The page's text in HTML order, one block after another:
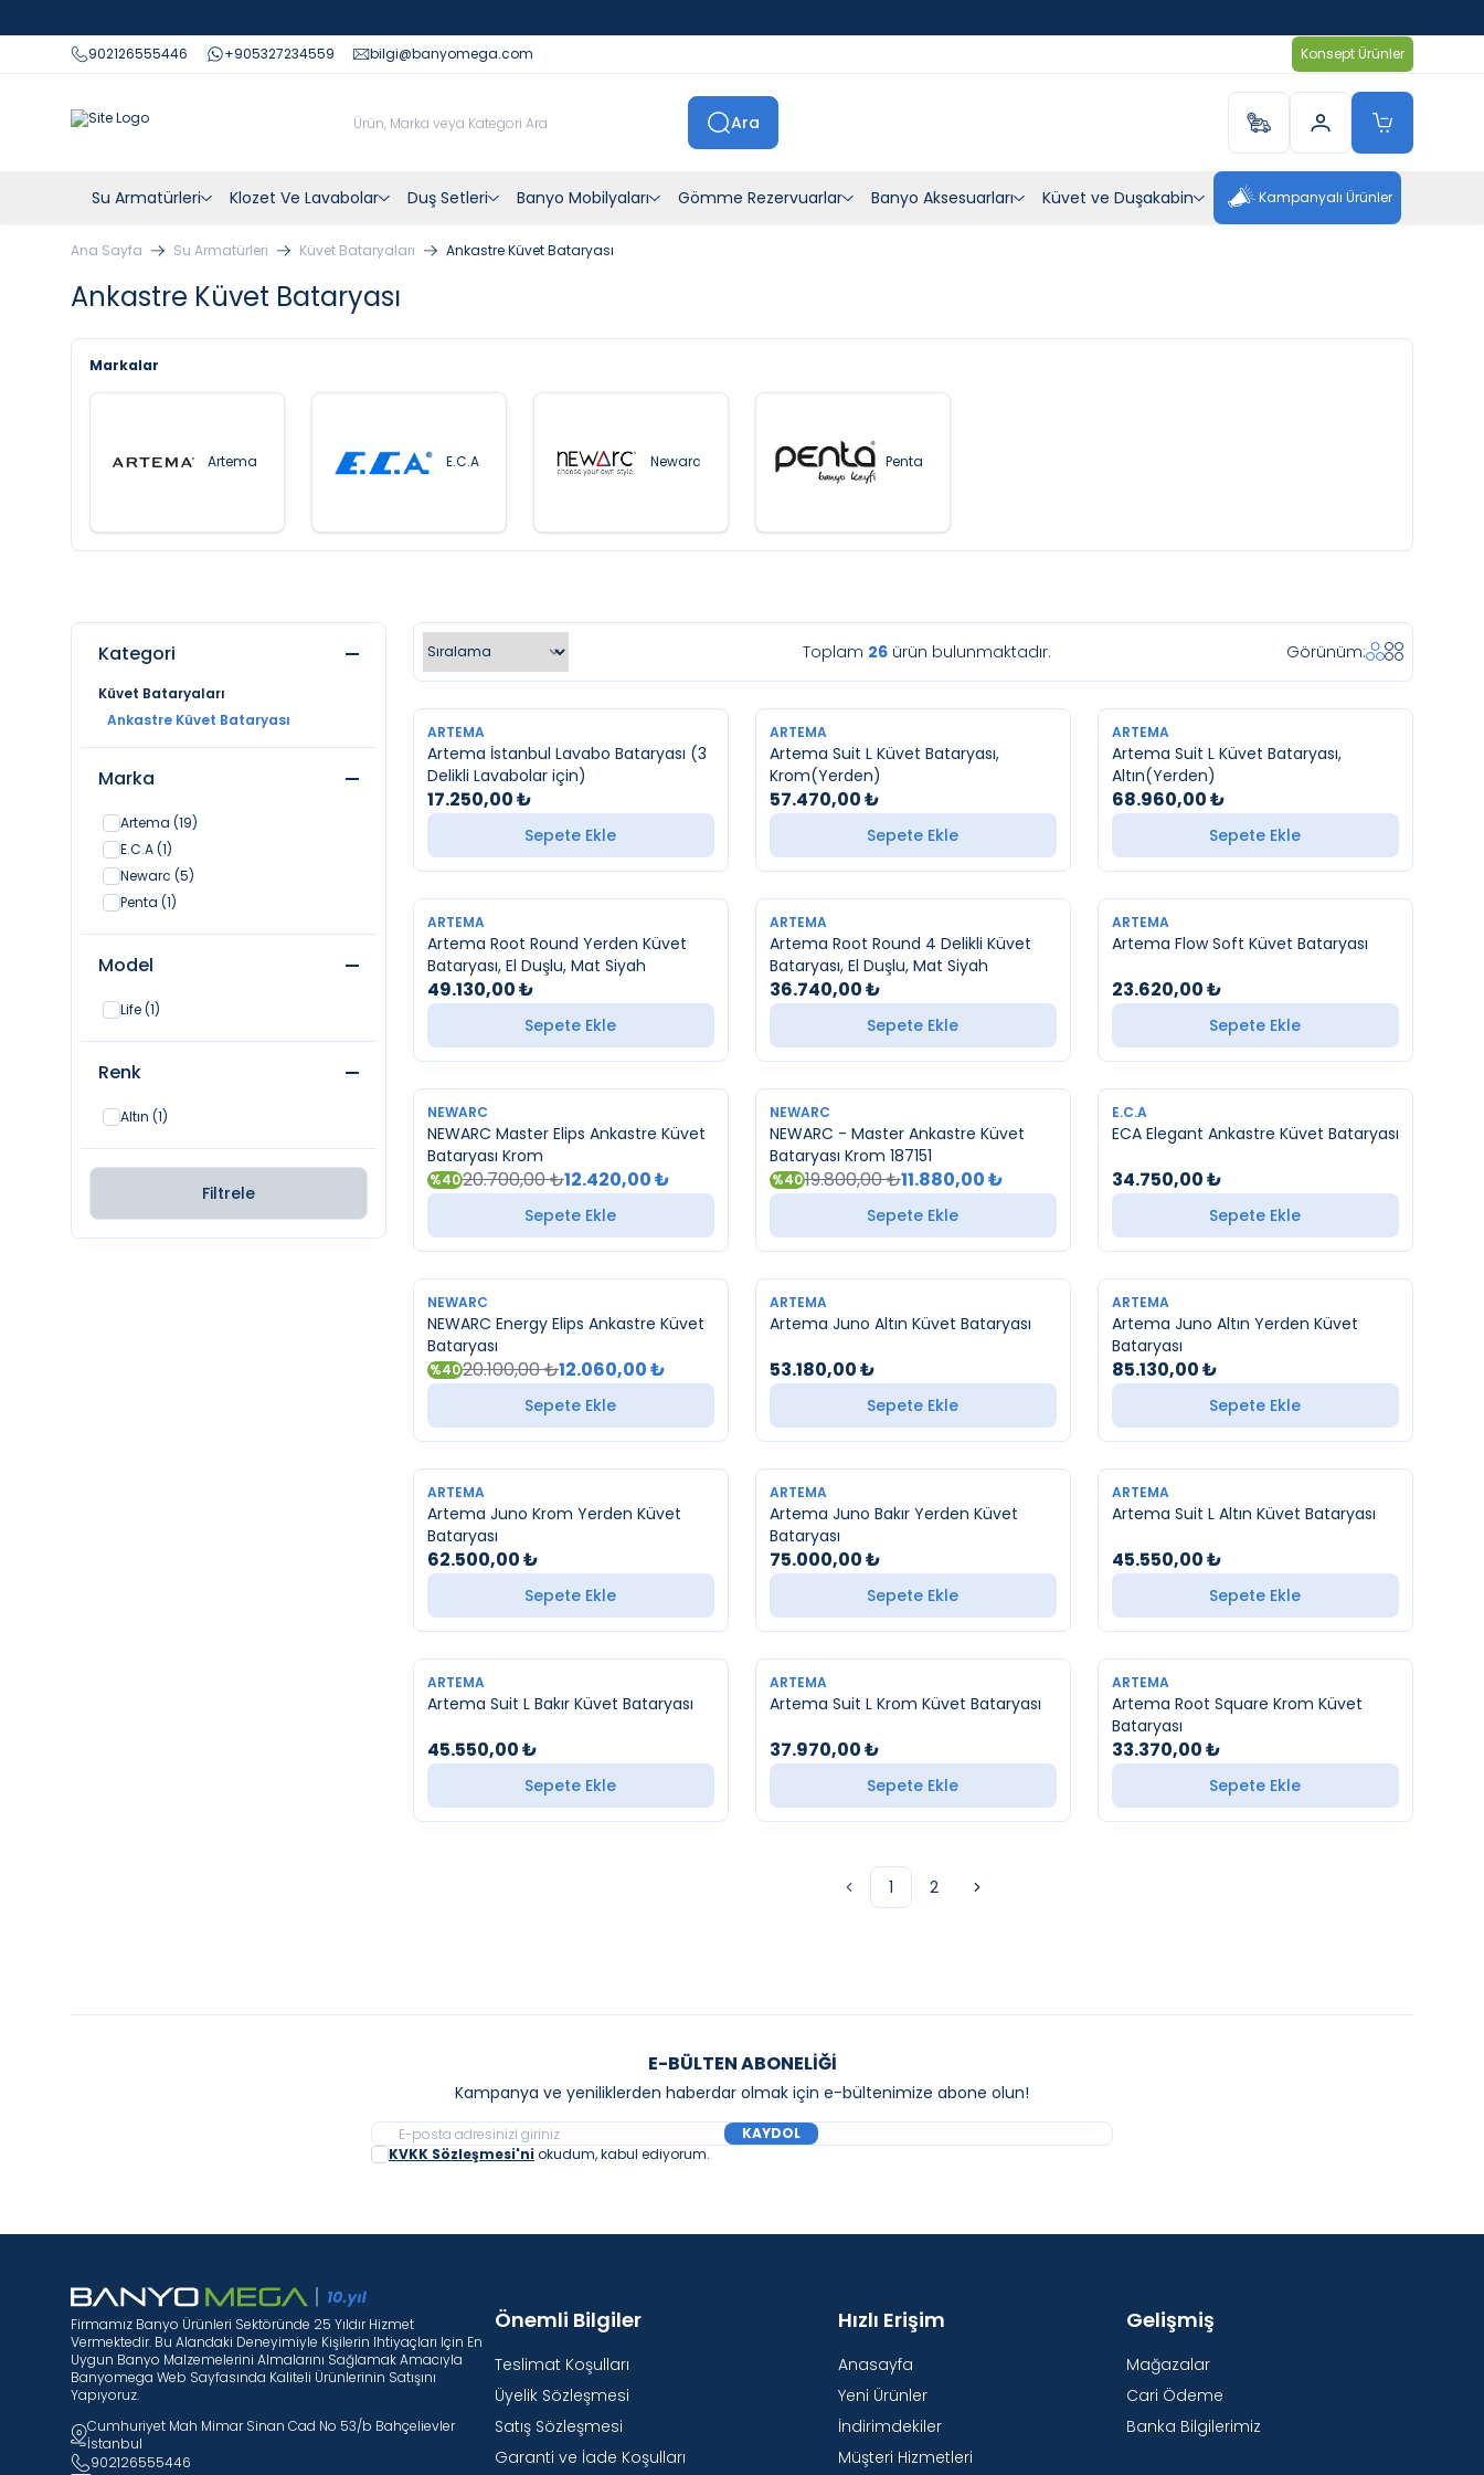
902126555446
+905327234559 bilgi@banyomega.com Konsept Ürünler
Ara
Su Armatürleri Klozet Ve Lavabolar Duş Setleri Banyo Mobilyaları Gömme Rezervuarlar Banyo Aksesuarları Küvet ve Duşakabin Kampanyalı Ürünler
Ana Sayfa Su Armatürleri Küvet Bataryaları Ankastre Küvet Bataryası
Ankastre Küvet Bataryası
Markalar
Artema E.C.A Newarc Penta
Kategori
Küvet Bataryaları
Ankastre Küvet Bataryası
Marka
Artema (19)
E.C.A(1)
Newarc (5)
Penta (1)
Model
Life(1)
Renk
Altın (1)
Filtrele
Toplam 26 ürün bulunmaktadır. Görünüm:
YENI
ARTEMA
Artema İstanbul Lavabo Bataryası (3
Delikli Lavabolar için)
17.250,00₺
Sepete Ekle
YENI
ARTEMA
Artema Suit L Küvet Bataryası,
Krom(Yerden)
57.470,00₺
Sepete Ekle
YENI
ARTEMA
Artema Suit L Küvet Bataryası,
Altın(Yerden)
68.960,00₺
Sepete Ekle
YENI
ARTEMA
Artema Root Round Yerden Küvet
Bataryası, El Duşlu, Mat Siyah
49.130,00₺
Sepete Ekle
YENI
ARTEMA
Artema Root Round 4 Delikli Küvet
Bataryası, El Duşlu, Mat Siyah
36.740,00₺
Sepete Ekle
YENI
ARTEMA
Artema Flow Soft Küvet Bataryası
23.620,00₺
Sepete Ekle
YENI
NEWARC
NEWARC Master Elips Ankastre Küvet
Bataryası Krom
%4020.700,00₺12.420,00₺
Sepete Ekle
YENI
NEWARC
NEWARC - Master Ankastre Küvet
Bataryası Krom 187151
%4019.800,00₺11.880,00₺
Sepete Ekle
YENI
E.C.A
ECA Elegant Ankastre Küvet Bataryası
34.750,00₺
Sepete Ekle
YENI
NEWARC
NEWARC Energy Elips Ankastre Küvet
Bataryası
%4020.100,00₺12.060,00₺
Sepete Ekle
YENI
ARTEMA
Artema Juno Altın Küvet Bataryası
53.180,00₺
Sepete Ekle
YENI
ARTEMA
Artema Juno Altın Yerden Küvet
Bataryası
85.130,00₺
Sepete Ekle
YENI
ARTEMA
Artema Juno Krom Yerden Küvet
Bataryası
62.500,00₺
Sepete Ekle
YENI
ARTEMA
Artema Juno Bakır Yerden Küvet
Bataryası
75.000,00₺
Sepete Ekle
YENI
ARTEMA
Artema Suit L Altın Küvet Bataryası
45.550,00₺
Sepete Ekle
YENI
ARTEMA
Artema Suit L Bakır Küvet Bataryası
45.550,00₺
Sepete Ekle
YENI
ARTEMA
Artema Suit L Krom Küvet Bataryası
37.970,00₺
Sepete Ekle
YENI
ARTEMA
Artema Root Square Krom Küvet
Bataryası
33.370,00₺
Sepete Ekle
1 2
E-BÜLTEN ABONELIĞI
Kampanya ve yeniliklerden haberdar olmak için e-bültenimize abone olun!
KAYDOL
KVKK Sözleşmesi'ni okudum, kabul ediyorum.
Firmamız Banyo Ürünleri Sektöründe 25 Yıldır Hizmet
Vermektedir. Bu Alandaki Deneyimiyle Kişilerin Ihtiyaçları Için En
Uygun Banyo Malzemelerini Almalarını Sağlamak Amacıyla
Banyomega Web Sayfasında Kaliteli Ürünlerinin Satışını
Yapıyoruz.
Cumhuriyet Mah Mimar Sinan Cad No 53/b Bahçelievler
İstanbul
902126555446
Önemli Bilgiler
Teslimat Koşulları
Üyelik Sözleşmesi
Satış Sözleşmesi
Garanti ve İade Koşulları
Hızlı Erişim
Anasayfa
Yeni Ürünler
İndirimdekiler
Müşteri Hizmetleri
Gelişmiş
Mağazalar
Cari Ödeme
Banka Bilgilerimiz